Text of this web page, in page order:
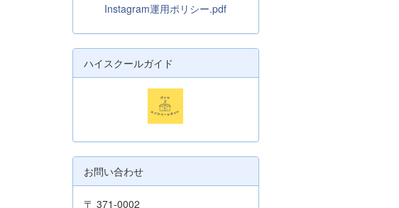
Instagram運用ポリシー.pdf
ハイスクールガイド
お問い合わせ
〒 371-0002